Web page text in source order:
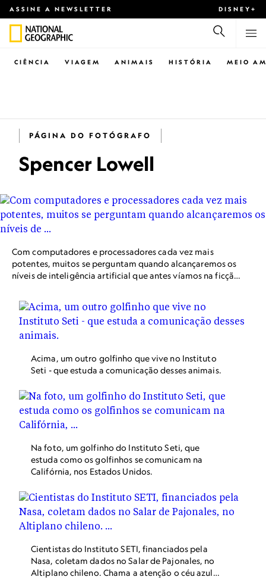
ASSINE A NEWSLETTER DISNEY+
CIÊNCIA VIAGEM ANIMAIS HISTÓRIA MEIO
PÁGINA DO FOTÓGRAFO
Spencer Lowell
Com computadores e processadores cada vez mais
potentes, muitos se perguntam quando alcançaremos os
níveis de inteligência artificial que antes víamos na ficção
Acima, um outro golfinho que vive no Instituto
Seti - que estuda a comunicação desses animais.
Na foto, um golfinho do Instituto Seti, que
estuda como os golfinhos se comunicam na
Califórnia, nos Estados Unidos.
Cientistas do Instituto SETI, financiados pela
Nasa, coletam dados no Salar de Pajonales, no
Altiplano chileno. Chama a atenção o céu azul